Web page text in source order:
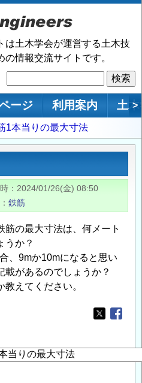
は土木学会が運営する土木技
の情報交流サイトです。
索
ージ 利用案内 土 >
1本当りの最大寸法
2024/01/26(金) 08:50
鉄筋
筋の最大寸法は、何メート
うか？
、9mか10mになると思い
載があるのでしょうか？
えてください。
Opens in